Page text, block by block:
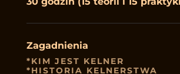
Zagadnienia
*KIM JEST KELNER
*HISTORIA KELNERSTWA